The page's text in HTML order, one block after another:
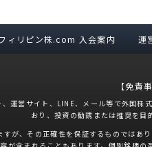
ィリピン株.com 入会案内 運
【免責
運営サイト、LINE、メール等で外国
おり、投資の勧誘または推奨を目
が、その正確性を保証するものでは